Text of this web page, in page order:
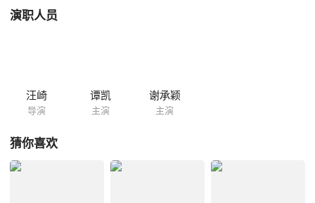
演职人员
汪崎
导演
谭凯
主演
谢承颖
主演
猜你喜欢